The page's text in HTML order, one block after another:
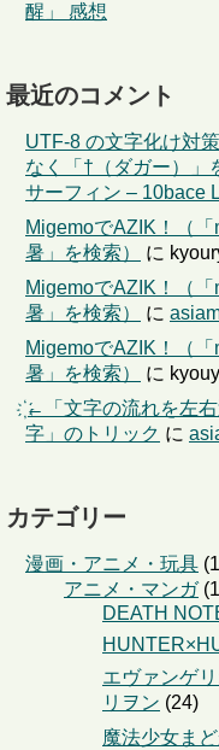
醒」 感想
最近のコメント
UTF-8 の文字化け対
なく「†（ダガー）」
サーフィン – 10bace
MigemoでAZIK！（
暑」を検索）
に
MigemoでAZIK！（
暑」を検索）
に
MigemoでAZIK！（
暑」を検索）
に
҉←「文字の流れを左
字」のトリック に
カテゴリー
漫画・アニメ・玩具
アニメ・マンガ
DEATH
エヴァンゲ
リヲン (24)
魔法少女ま